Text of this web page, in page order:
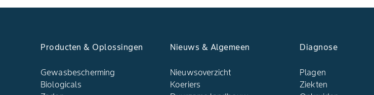
Producten & Oplossingen
Gewasbescherming
Biologicals
Nieuws & Algemeen
Nieuwsoverzicht
Koeriers
Diagnose
Plagen
Ziekten